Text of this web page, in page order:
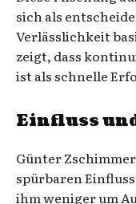
sich als
Verlässlichkeit
zeigt, dass
ist als schnelle
Einfluss
Günter
spürbaren
ihm weniger um